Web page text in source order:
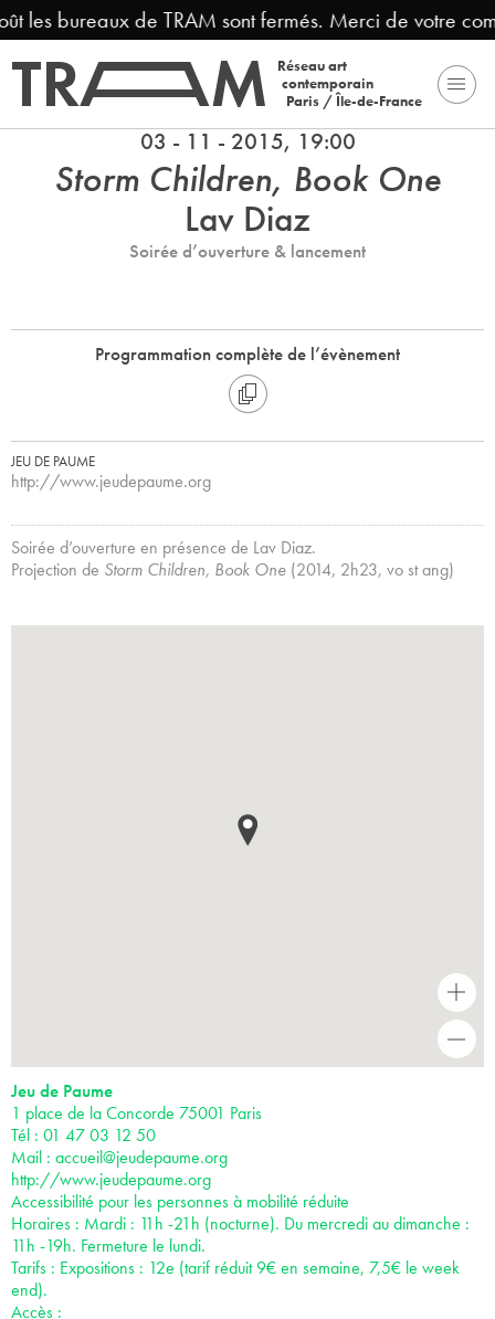
les bureaux de TRAM sont fermés. Merci de votre
Réseau art
contemporain
Paris / Île-de-France
03 - 11 - 2015, 19:00
Storm Children, Book One
Lav Diaz
Soirée d’ouverture & lancement
Programmation complète de l’évènement
JEU DE PAUME
http://www.jeudepaume.org
Soirée d’ouverture en présence de Lav Diaz.
Projection de Storm Children, Book One (2014, 2h23, vo st ang)
-
Jeu de Paume
1 place de la Concorde 75001 Paris
Tél : 01 47 03 12 50
Mail : accueil@jeudepaume.org
http://www.jeudepaume.org
Accessibilité pour les personnes à mobilité réduite
Horaires : Mardi : 11h -21h (nocturne). Du mercredi au dimanche :
11h -19h. Fermeture le lundi.
Tarifs : Expositions : 12e (tarif réduit 9€ en semaine, 7,5€ le week
end).
Accès :